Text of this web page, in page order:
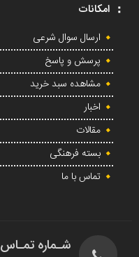
امکانات
ارسال سوال شرعی
پرسش و پاسخ
مشاهده سبد خرید
اخبار
مقالات
بسته فرهنگی
تماس با ما
شـماره تمـاس